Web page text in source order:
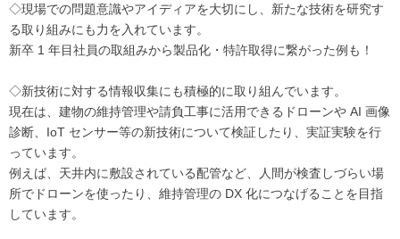
◇現場での問題意識やアイディアを大切にし、新たな技術を研究す
る取り組みにも力を入れています。
新卒 1 年目社員の取組みから製品化・特許取得に繋がった例も！
◇新技術に対する情報収集にも積極的に取り組んでいます。
現在は、建物の維持管理や請負工事に活用できるドローンや AI 画像
診断、IoT センサー等の新技術について検証したり、実証実験を行
っています。
例えば、天井内に敷設されている配管など、人間が検査しづらい場
所でドローンを使ったり、維持管理の DX 化につなげることを目指
しています。